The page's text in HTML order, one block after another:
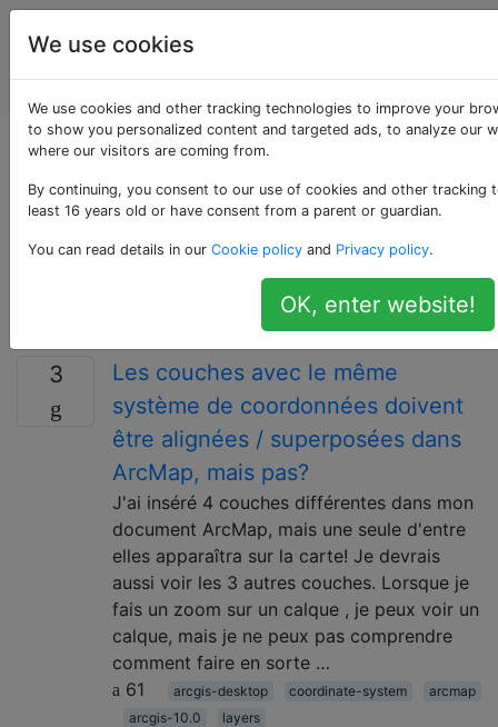
Systèmes
d'information
géographique
Questions marquées
«arcmap»
Desktop et la balise pour cela (arcgis-desktop) doit
normalement être utilisée de préférence
3
Les couches avec le même
système de coordonnées doivent
être alignées / superposées dans
ArcMap, mais pas?
J'ai inséré 4 couches différentes dans mon
document ArcMap, mais une seule d'entre
elles apparaîtra sur la carte! Je devrais
aussi voir les 3 autres couches. Lorsque je
fais un zoom sur un calque , je peux voir un
calque, mais je ne peux pas comprendre
comment faire en sorte …
61
arcgis-desktop coordinate-system
arcmap
arcgis-10.0
layers
We use cookies
We use cookies and other tracking technologies to improve your
to show you personalized content and targeted ads, to analyze our
where our visitors are coming from.
By continuing, you consent to our use of cookies and other tracking
least 16 years old or have consent from a parent or guardian.
You can read details in our Cookie policy and Privacy policy.
OK, enter website!